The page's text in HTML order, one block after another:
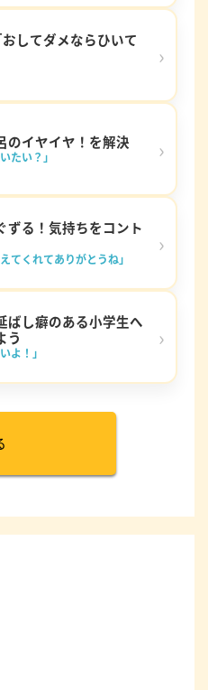
してダメならひいて
›
のイヤイヤ！を解決
たい？」 ›
ずる！気持ちをコント
てくれてありがとうね」
›
ばし癖のある小学生へ
う
よ！」
›